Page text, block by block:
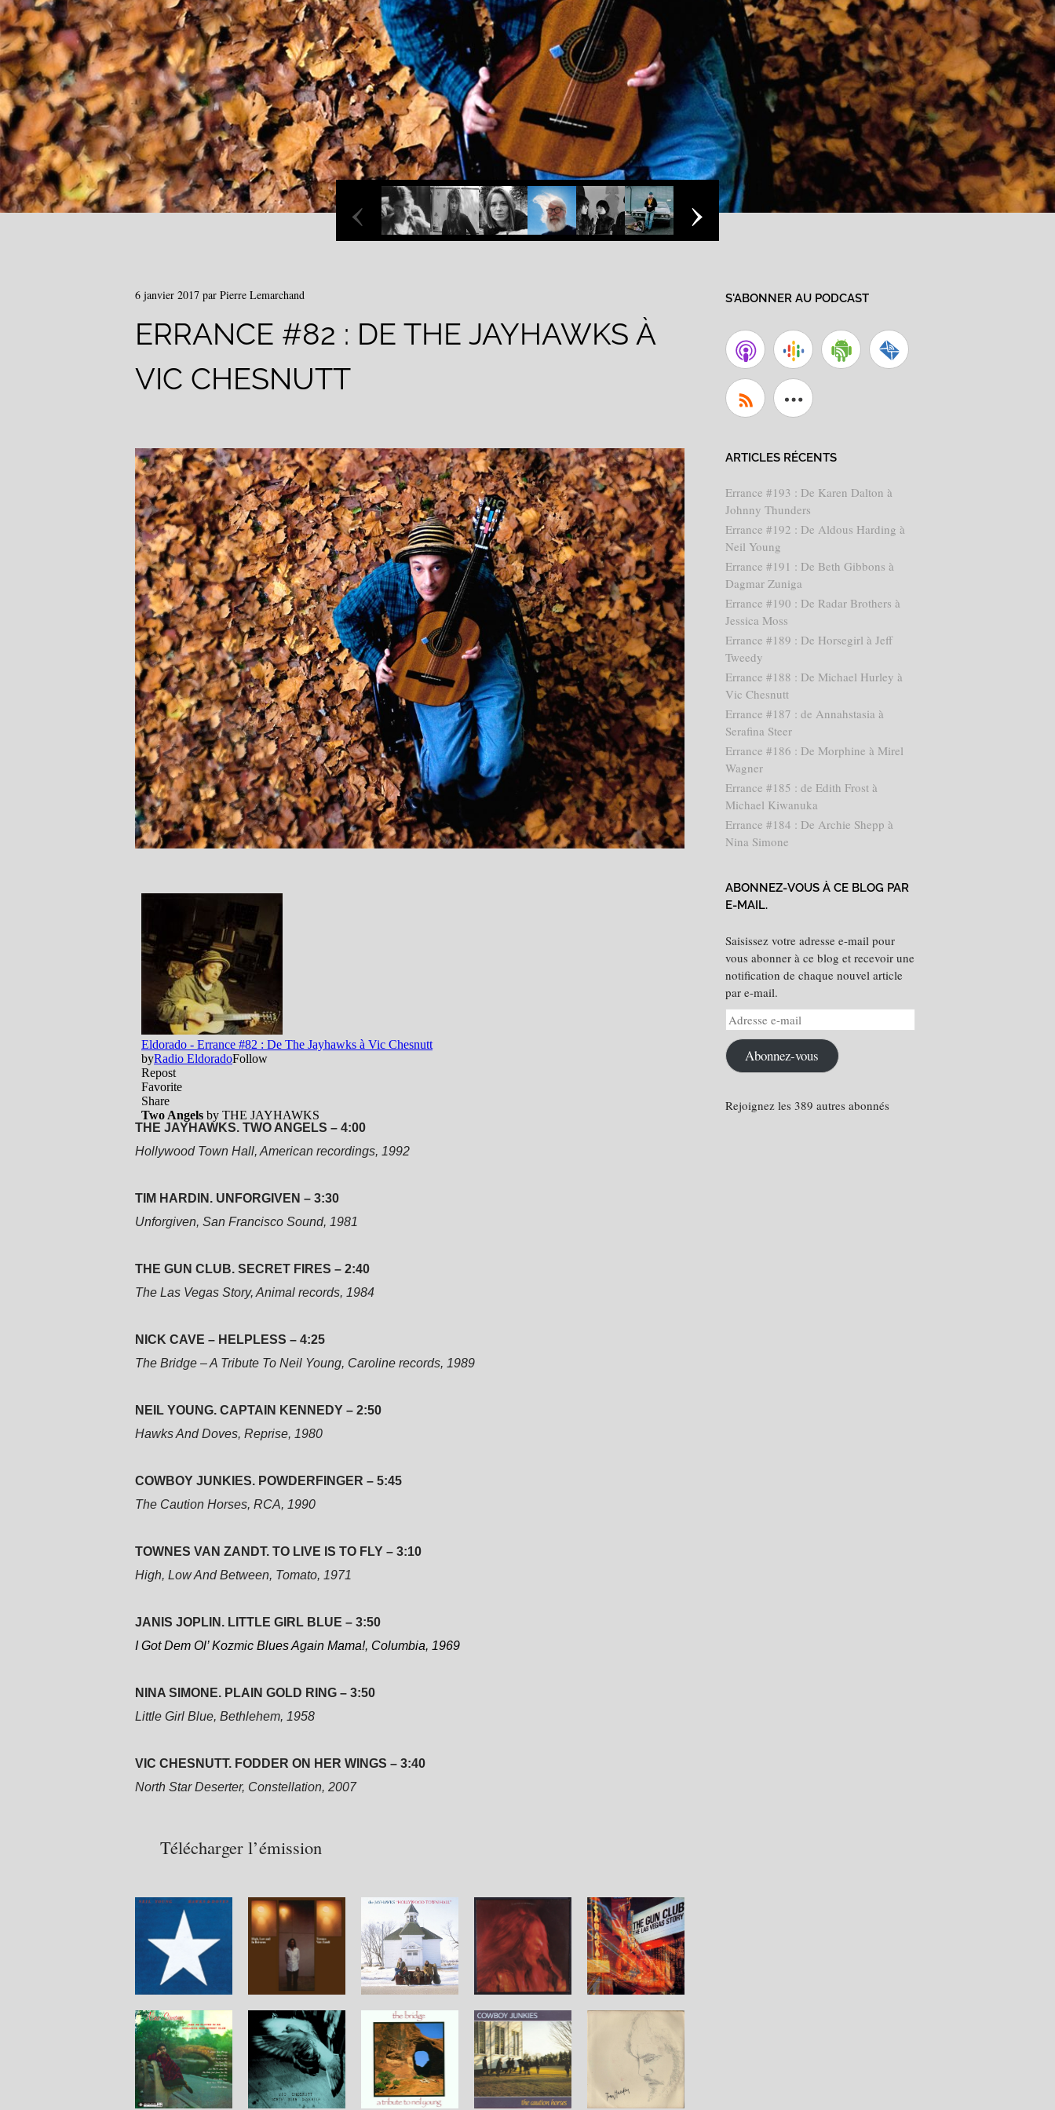
‹ ›
6 janvier 2017 par Pierre Lemarchand
ERRANCE #82 : DE THE JAYHAWKS À
VIC CHESNUTT
THE JAYHAWKS. TWO ANGELS – 4:00
Hollywood Town Hall, American recordings, 1992
TIM HARDIN. UNFORGIVEN – 3:30
Unforgiven, San Francisco Sound, 1981
THE GUN CLUB. SECRET FIRES – 2:40
The Las Vegas Story, Animal records, 1984
NICK CAVE – HELPLESS – 4:25
The Bridge – A Tribute To Neil Young, Caroline records, 1989
NEIL YOUNG. CAPTAIN KENNEDY – 2:50
Hawks And Doves, Reprise, 1980
COWBOY JUNKIES. POWDERFINGER – 5:45
The Caution Horses, RCA, 1990
TOWNES VAN ZANDT. TO LIVE IS TO FLY – 3:10
High, Low And Between, Tomato, 1971
JANIS JOPLIN. LITTLE GIRL BLUE – 3:50
I Got Dem Ol’ Kozmic Blues Again Mama!, Columbia, 1969
NINA SIMONE. PLAIN GOLD RING – 3:50
Little Girl Blue, Bethlehem, 1958
VIC CHESNUTT. FODDER ON HER WINGS – 3:40
North Star Deserter, Constellation, 2007
Télécharger l’émission
S'ABONNER AU PODCAST
ARTICLES RÉCENTS
Errance #193 : De Karen Dalton à
Johnny Thunders
Errance #192 : De Aldous Harding à
Neil Young
Errance #191 : De Beth Gibbons à
Dagmar Zuniga
Errance #190 : De Radar Brothers à
Jessica Moss
Errance #189 : De Horsegirl à Jeff
Tweedy
Errance #188 : De Michael Hurley à
Vic Chesnutt
Errance #187 : de Annahstasia à
Serafina Steer
Errance #186 : De Morphine à Mirel
Wagner
Errance #185 : de Edith Frost à
Michael Kiwanuka
Errance #184 : De Archie Shepp à
Nina Simone
ABONNEZ-VOUS À CE BLOG PAR
E-MAIL.
Saisissez votre adresse e-mail pour
vous abonner à ce blog et recevoir une
notification de chaque nouvel article
par e-mail.
Adresse
e-
mail Abonnez-vous
Rejoignez les 389 autres abonnés